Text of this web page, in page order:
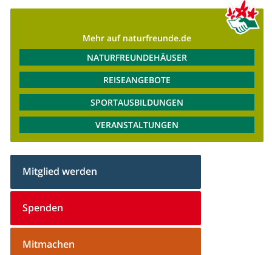
Mehr auf naturfreunde.de
NATURFREUNDEHÄUSER
REISEANGEBOTE
SPORTAUSBILDUNGEN
VERANSTALTUNGEN
Mitglied werden
Spenden
Mitmachen